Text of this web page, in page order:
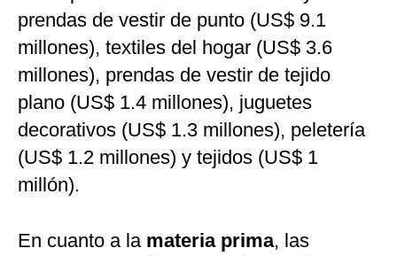
prendas de vestir de punto (US$ 9.1
millones), textiles del hogar (US$ 3.6
millones), prendas de vestir de tejido
plano (US$ 1.4 millones), juguetes
decorativos (US$ 1.3 millones), peletería
(US$ 1.2 millones) y tejidos (US$ 1
millón).
En cuanto a la materia prima, las